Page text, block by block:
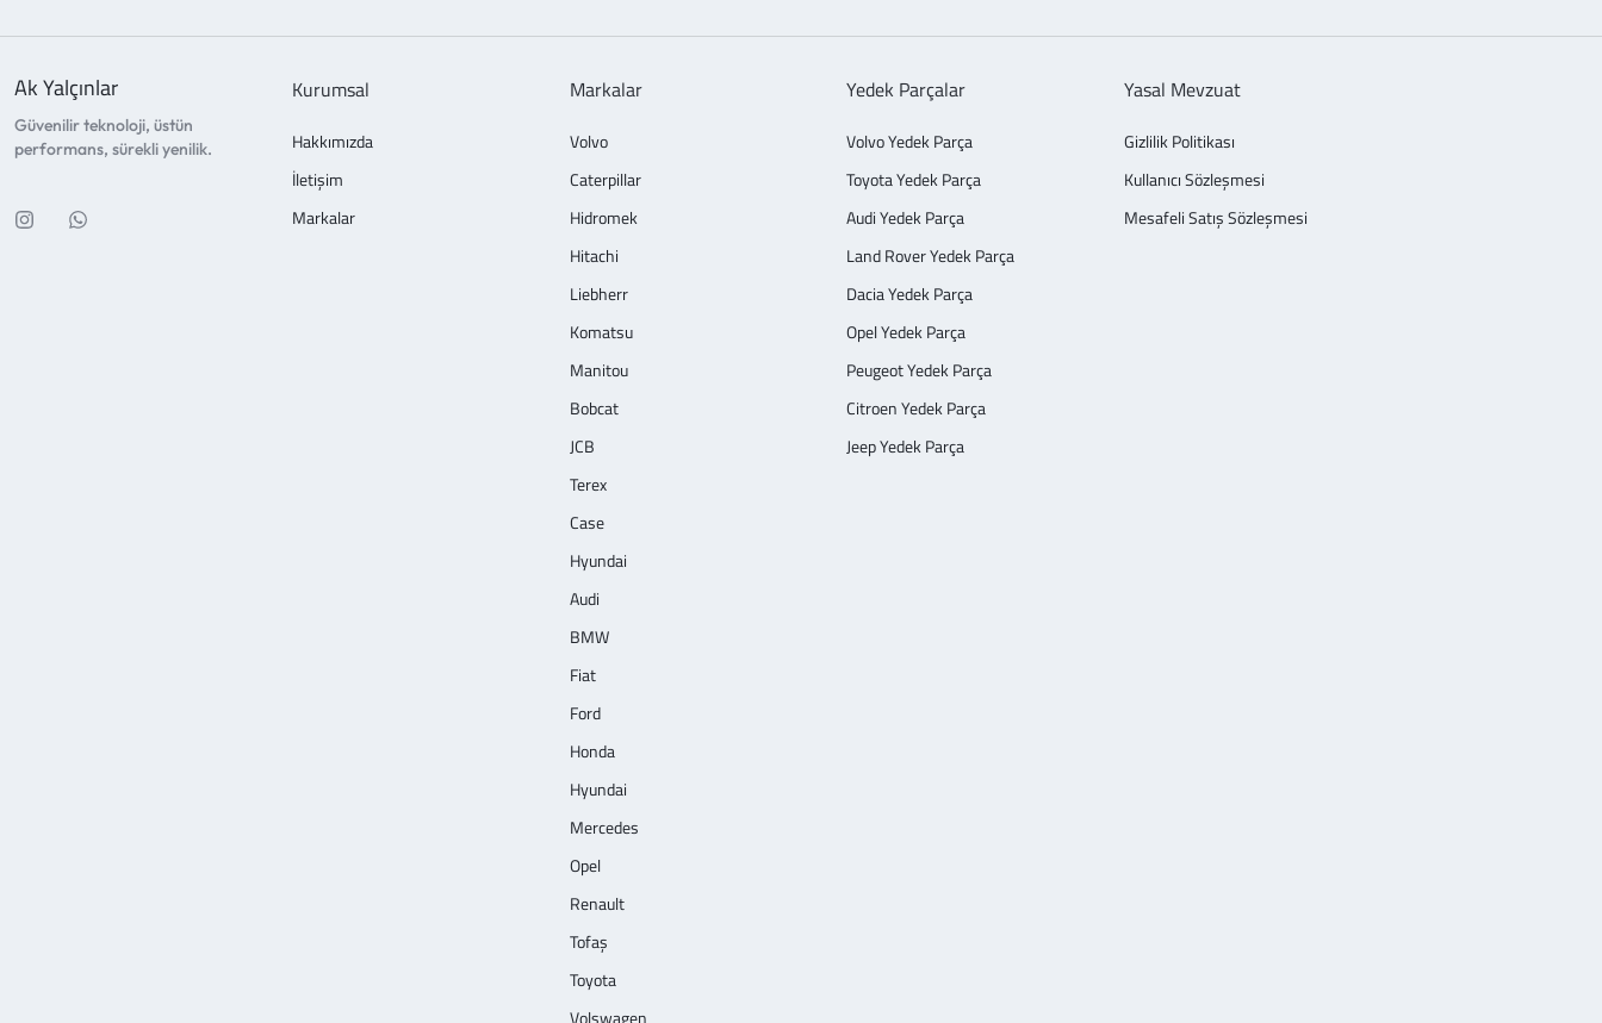
Ak Yalçınlar
Güvenilir teknoloji, üstün
performans, sürekli yenilik.
Kurumsal
Hakkımızda
İletişim
Markalar
Markalar
Volvo
Caterpillar
Hidromek
Hitachi
Liebherr
Komatsu
Manitou
Bobcat
JCB
Terex
Case
Hyundai
Audi
BMW
Fiat
Ford
Honda
Hyundai
Mercedes
Opel
Renault
Tofaş
Toyota
Volswagen
Yedek Parçalar
Volvo Yedek Parça
Toyota Yedek Parça
Audi Yedek Parça
Land Rover Yedek Parça
Dacia Yedek Parça
Opel Yedek Parça
Peugeot Yedek Parça
Citroen Yedek Parça
Jeep Yedek Parça
Yasal Mevzuat
Gizlilik Politikası
Kullanıcı Sözleşmesi
Mesafeli Satış Sözleşmesi